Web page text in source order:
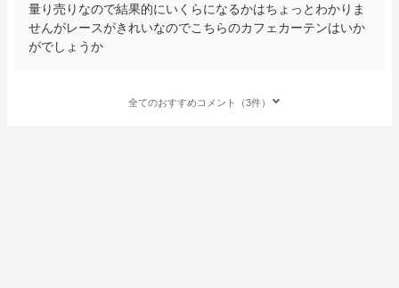
量り売りなので結果的にいくらになるかはちょっとわかりま
せんがレースがきれいなのでこちらのカフェカーテンはいか
がでしょうか
全てのおすすめコメント（3件）